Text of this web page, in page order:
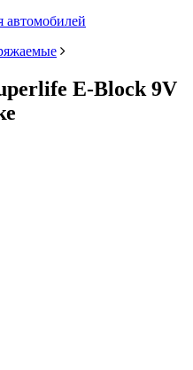
автомобилей
E-Block 9V